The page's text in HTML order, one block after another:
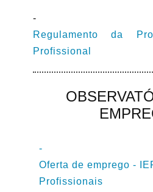
-
Regulamento da
Profissional
-
Oferta de emprego -
Profissionais